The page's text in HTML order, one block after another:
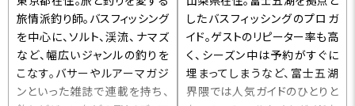
旅情派釣り師。バスフィッシング
を中心に、ソルト、渓流、ナマズ
など、幅広いジャンルの釣りを
こなす。バサーやルアーマガジ
ンといった雑誌で連載を持ち、
したバスフィッシングのプロガ
イド。ゲストのリピーター率も高
く、シーズン中は予約がすぐに
埋まってしまうなど、富士五湖
界隈では人気ガイドのひとりと